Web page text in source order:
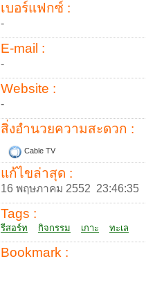
เบอร์แฟกซ์ :
-
E-mail :
-
Website :
-
สิ่งอำนวยความสะดวก :
Cable TV
แก้ไขล่าสุด :
16 พฤษภาคม 2552 23:46:35
Tags :
รีสอร์ท กิจกรรม เกาะ ทะเล
Bookmark :